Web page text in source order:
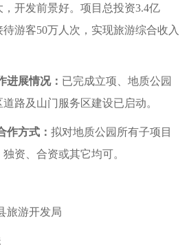
开发前景好。项目 总投资3.4亿
游客50万人次，实现旅游综合收入
进展情况： 已完成立项、地质公园
路及山门服务区建设已启动。
作方式： 拟对地质公园 所有子项目
资、合资或其它均可。
旅游开发局